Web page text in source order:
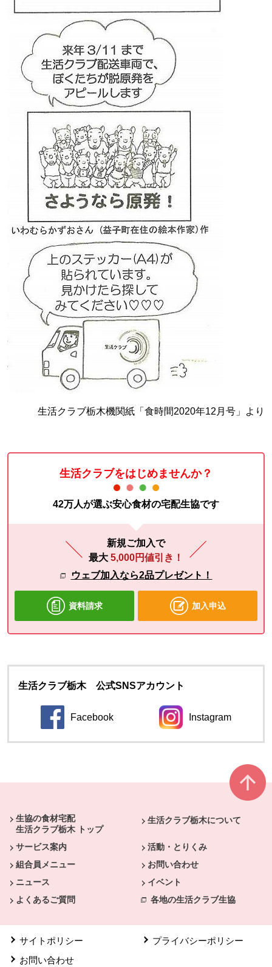
生活クラブ栃木機関紙「食時間2020年12月号」より
生活クラブをはじめませんか？
42万人が選ぶ安心食材の宅配生協です
新規ご加入で
最大 5,000円値引き！
ウェブ加入なら2品プレゼント！
資料請求 加入申込
生活クラブ栃木 公式SNSアカウント
Facebook
別のウィンドウで開きます。
Instagram
別のウィンドウ
生協の食材宅配
生活クラブ栃木 トップ
生活クラブ栃木について
サービス案内
活動・とりくみ
組合員メニュー
お問い合わせ
ニュース
イベント
よくあるご質問
各地の生活クラブ生協
サイトポリシー
プライバシーポリシー
お問い合わせ